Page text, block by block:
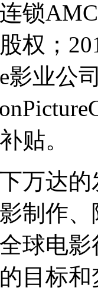
锁
权；
影业公
贴。
万达
制作
球电
目标和